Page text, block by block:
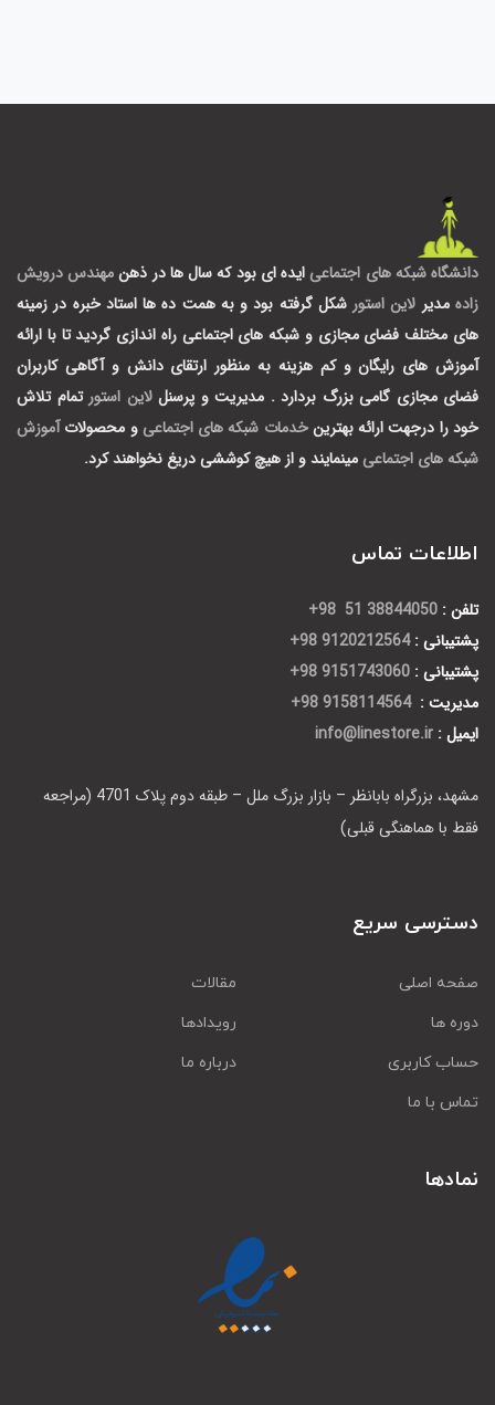
دانشگاه شبکه های اجتماعی ایده ای بود که سال ها در ذهنمهندس درویش
زاده مدیر لاین استور شکل گرفته بود و به همت ده ها استاد خبره در زمینه
های مختلف فضای مجازی و شبکه های اجتماعی راه اندازی گردید تا با ارائه
آموزش های رایگان و کم هزینه به منظور ارتقای دانش و آگاهی کاربران
فضای مجازی گامی بزرگ بردارد . مدیریت و پرسنللاین استور تمام تلاش
خود را درجهت ارائه بهترینخدمات شبکه های اجتماعی و محصولات آموزش
شبکه های اجتماعی مینمایند و از هیچ کوششی دریغ نخواهند کرد.
اطلاعات تماس
تلفن : 38844050 51 98+
پشتیبانی : 9120212564 98+
پشتیبانی : 9151743060 98+
مدیریت : 9158114564 98+
ایمیل : info@linestore.ir
مشهد، بزرگراه بابانظر – بازار بزرگ ملل – طبقه دوم پلاک 4701 (مراجعه
فقط با هماهنگی قبلی)
دسترسی سریع
صفحه اصلی
مقالات
دوره ها
رویدادها
حساب کاربری
درباره ما
تماس با ما
نمادها